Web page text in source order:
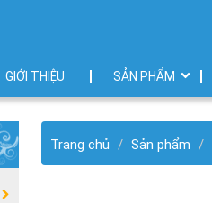
GIỚI THIỆU SẢN PHẨM
Trang chủ Sản phẩm